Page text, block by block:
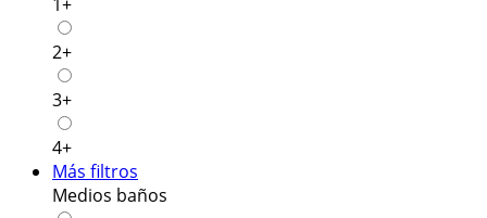
2+
3+
4+
Más filtros
Medios baños